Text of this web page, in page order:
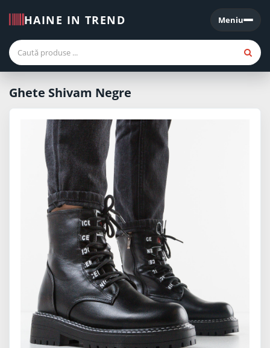
HAINE IN TREND Meniu
Meniu
Ghete Shivam Negre